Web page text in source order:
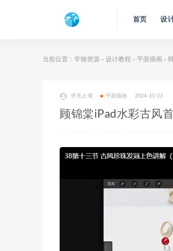
首页 设
当前位置： 学驰资源 > 设计教程 > 平面插画 >
学无止境 平面插画 2024-10-23
顾锦棠iPad水彩古风